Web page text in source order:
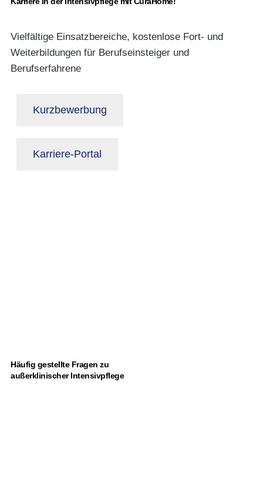
Vielfältige Einsatzbereiche, kostenlose Fort- und
Weiterbildungen für Berufseinsteiger und
Berufserfahrene
Kurzbewerbung
Karriere-Portal
Häufig gestellte Fragen zu
außerklinischer Intensivpflege